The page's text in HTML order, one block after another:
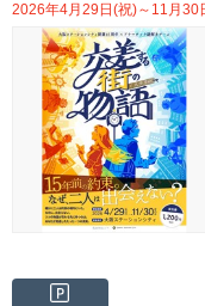
2026年4月29日(祝)～11月30